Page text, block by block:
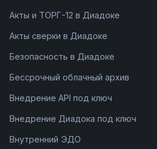
Акты и ТОРГ-12 в Диадоке
Акты сверки в Диадоке
Безопасность в Диадоке
Бессрочный облачный архив
Внедрение API под ключ
Внедрение Диадока под ключ
Внутренний ЭДО